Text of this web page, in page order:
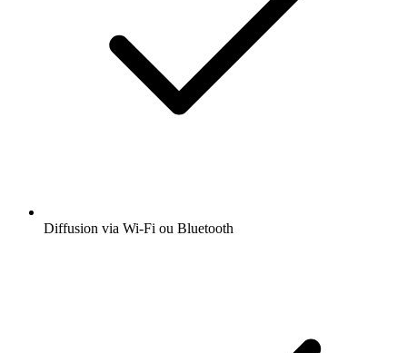
Diffusion via Wi-Fi ou Bluetooth